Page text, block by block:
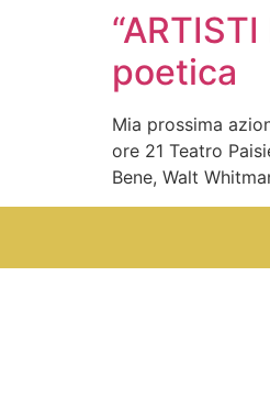
poetica
Mia prossima
ore 21 Teatro
Bene, Walt